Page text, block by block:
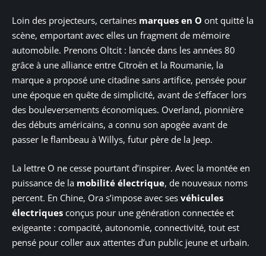
Loin des projecteurs, certaines marques en O ont quitté la
scène, emportant avec elles un fragment de mémoire
automobile. Prenons Oltcit : lancée dans les années 80
grâce à une alliance entre Citroën et la Roumanie, la
marque a proposé une citadine sans artifice, pensée pour
une époque en quête de simplicité, avant de s’effacer lors
des bouleversements économiques. Overland, pionnière
des débuts américains, a connu son apogée avant de
passer le flambeau à Willys, futur père de la Jeep.
La lettre O ne cesse pourtant d’inspirer. Avec la montée en
puissance de la mobilité électrique, de nouveaux noms
percent. En Chine, Ora s’impose avec ses véhicules
électriques conçus pour une génération connectée et
exigeante : compacité, autonomie, connectivité, tout est
pensé pour coller aux attentes d’un public jeune et urbain.